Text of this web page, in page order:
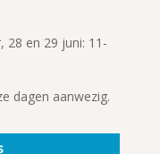
28 en 29 juni: 11-
dagen aanwezig.